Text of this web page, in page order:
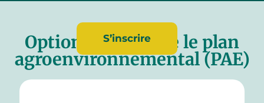
S’inscrire
Options pour faire le plan
agroenvironnemental (PAE)